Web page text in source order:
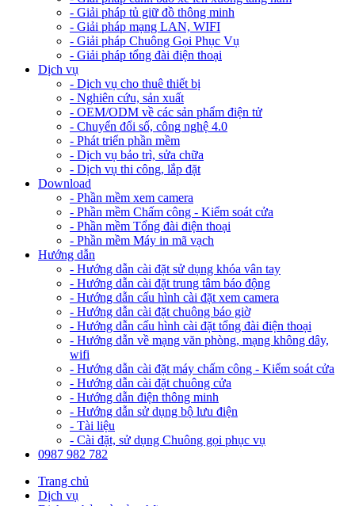
- Giải pháp tủ giữ đồ thông minh
- Giải pháp mạng LAN, WIFI
- Giải pháp Chuông Gọi Phục Vụ
- Giải pháp tổng đài điện thoại
Dịch vụ
- Dịch vụ cho thuê thiết bị
- Nghiên cứu, sản xuất
- OEM/ODM về các sản phẩm điện tử
- Chuyển đổi số, công nghệ 4.0
- Phát triển phần mềm
- Dịch vụ bảo trì, sửa chữa
- Dịch vụ thi công, lắp đặt
Download
- Phần mềm xem camera
- Phần mềm Chấm công - Kiểm soát cửa
- Phần mềm Tổng đài điện thoại
- Phần mềm Máy in mã vạch
Hướng dẫn
- Hướng dẫn cài đặt sử dụng khóa vân tay
- Hướng dẫn cài đặt trung tâm báo động
- Hướng dẫn cấu hình cài đặt xem camera
- Hướng dẫn cài đặt chuông báo giờ
- Hướng dẫn cấu hình cài đặt tổng đài điện thoại
- Hướng dẫn về mạng văn phòng, mạng không dây,
wifi
- Hướng dẫn cài đặt máy chấm công - Kiểm soát cửa
- Hướng dẫn cài đặt chuông cửa
- Hướng dẫn điện thông minh
- Hướng dẫn sử dụng bộ lưu điện
- Tài liệu
- Cài đặt, sử dụng Chuông gọi phục vụ
0987 982 782
Trang chủ
Dịch vụ